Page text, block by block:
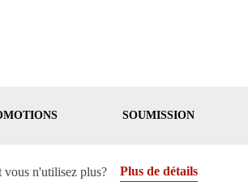
SOUMISSION
n'utilisez plus? Plus de détails